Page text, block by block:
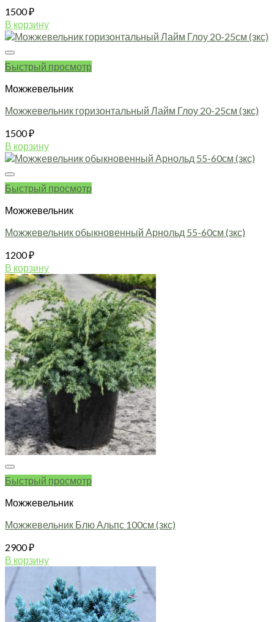
1500₽
В корзину
Быстрый просмотр
Можжевельник
Можжевельник горизонтальный Лайм Глоу 20-25см (зкс)
1500₽
В корзину
Быстрый просмотр
Можжевельник
Можжевельник обыкновенный Арнольд 55-60см (зкс)
1200₽
В корзину
Быстрый просмотр
Можжевельник
Можжевельник Блю Альпс 100см (зкс)
2900₽
В корзину